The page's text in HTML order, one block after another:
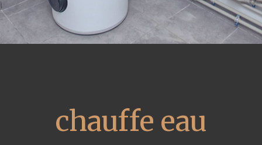
chauffe eau